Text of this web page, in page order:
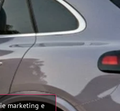
marketing e